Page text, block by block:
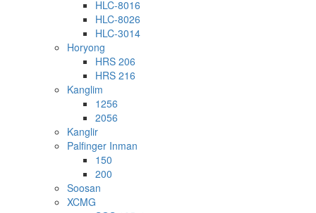
HLC-8016
HLC-8026
HLC-3014
Horyong
HRS 206
HRS 216
Kanglim
1256
2056
Kanglir
Palfinger Inman
150
200
Soosan
XCMG